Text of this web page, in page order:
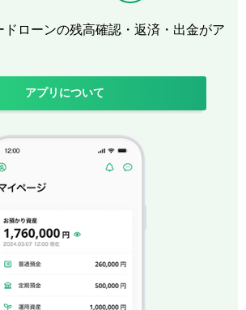
ドローンの残高確認・返済・出金がア
アプリについて